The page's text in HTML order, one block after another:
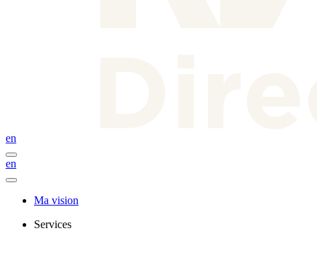
en
en
Ma vision
Services